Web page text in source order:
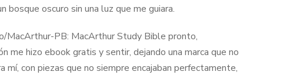
bosque oscuro sin una luz que me guiara.
MacArthur-PB: MacArthur Study Bible pronto,
me hizo ebook gratis y sentir, dejando una marca que no
con piezas que no siempre encajaban perfectamente,